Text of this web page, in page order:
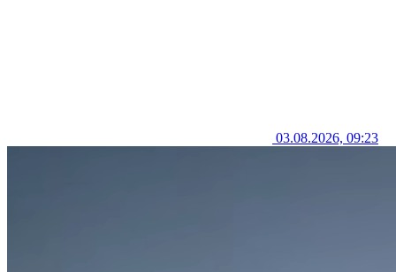
03.08.2026, 09:23